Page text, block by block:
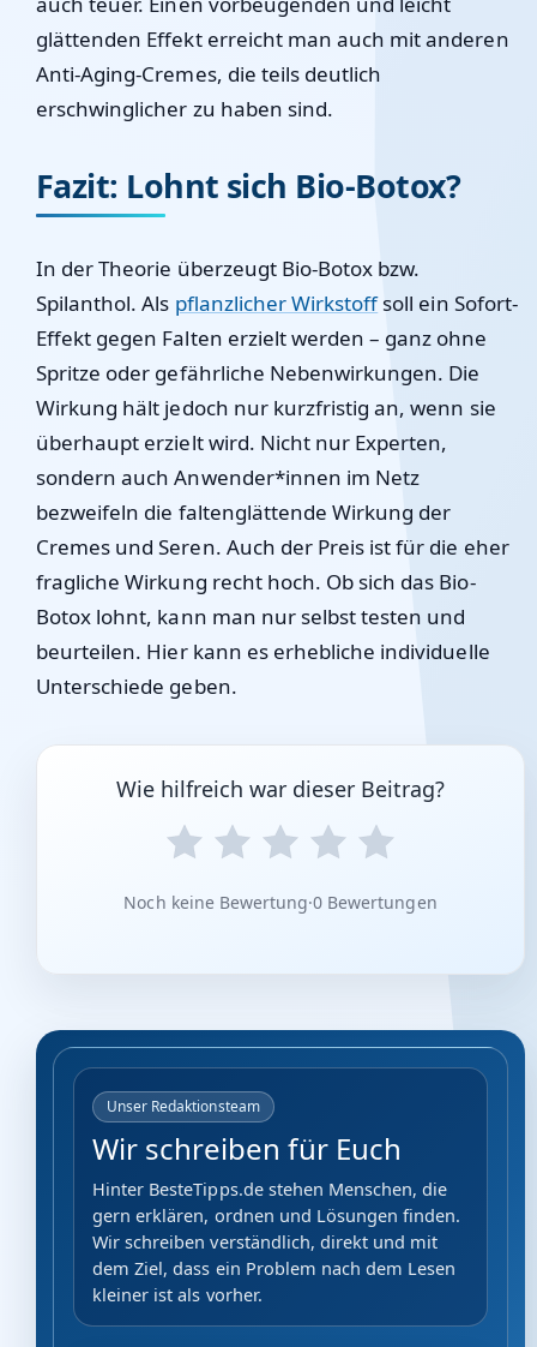
glättenden Effekt erreicht man auch mit anderen
Anti-Aging-Cremes, die teils deutlich
erschwinglicher zu haben sind.
Fazit: Lohnt sich Bio-Botox?
In der Theorie überzeugt Bio-Botox bzw.
Spilanthol. Als pflanzlicher Wirkstoffsoll ein Sofort-
Effekt gegen Falten erzielt werden – ganz ohne
Spritze oder gefährliche Nebenwirkungen. Die
Wirkung hält jedoch nur kurzfristig an, wenn sie
überhaupt erzielt wird. Nicht nur Experten,
sondern auch Anwender*innen im Netz
bezweifeln die faltenglättende Wirkung der
Cremes und Seren. Auch der Preis ist für die eher
fragliche Wirkung recht hoch. Ob sich das Bio-
Botox lohnt, kann man nur selbst testen und
beurteilen. Hier kann es erhebliche individuelle
Unterschiede geben.
Wie hilfreich war dieser Beitrag?
Noch keine Bewertung·0 Bewertungen
Unser Redaktionsteam
Wir schreiben für Euch
Hinter BesteTipps.de stehen Menschen, die
gern erklären, ordnen und Lösungen finden.
Wir schreiben verständlich, direkt und mit
dem Ziel, dass ein Problem nach dem Lesen
kleiner ist als vorher.